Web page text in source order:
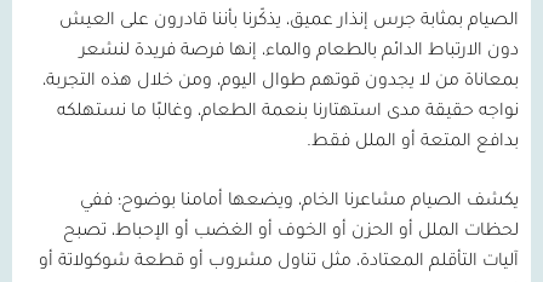
الصيام بمثابة جرس إنذار عميق، يذكّرنا بأننا قادرون على العيش
دون الارتباط الدائم بالطعام والماء، إنها فرصة فريدة لنشعر
بمعاناة من لا يجدون قوتهم طوال اليوم، ومن خلال هذه التجربة،
نواجه حقيقة مدى استهتارنا بنعمة الطعام، وغالبًا ما نستهلكه
بدافع المتعة أو الملل فقط.
يكشف الصيام مشاعرنا الخام، ويضعها أمامنا بوضوح؛ ففي
لحظات الملل أو الحزن أو الخوف أو الغضب أو الإحباط، تصبح
آليات التأقلم المعتادة، مثل تناول مشروب أو قطعة شوكولاتة أو